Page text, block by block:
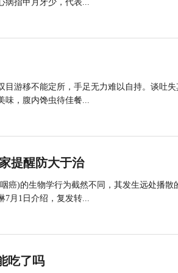
病指甲月牙少，代表...
目游移不能定所，手足无力难以自持。谈吐
味，腹内馋虫待佳餐...
提醒防大于治
癌)的生物学行为截然不同，其发生远处播
7月1日介绍，复发转...
吃了吗